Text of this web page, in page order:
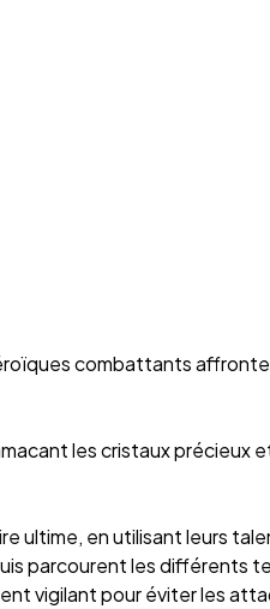
combattants
les cristaux
ultime, en utilisant leurs
parcourent les différents
vigilant pour éviter les